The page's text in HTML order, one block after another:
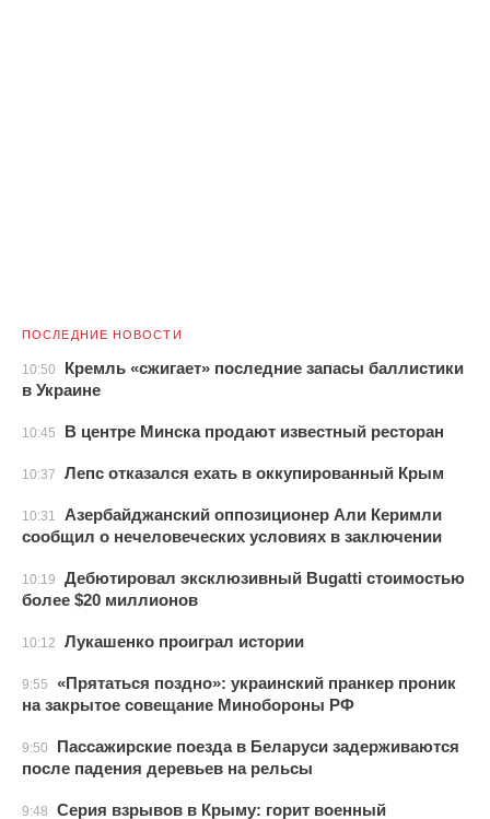
ПОСЛЕДНИЕ НОВОСТИ
10:50
Кремль «сжигает» последние запасы баллистики
в Украине
10:45 В центре Минска продают известный ресторан
10:37 Лепс отказался ехать в оккупированный Крым
10:31
Азербайджанский оппозиционер Али Керимли
сообщил о нечеловеческих условиях в заключении
10:19
Дебютировал эксклюзивный Bugatti стоимостью
более $20 миллионов
10:12 Лукашенко проиграл истории
9:55
«Прятаться поздно»: украинский пранкер проник
на закрытое совещание Минобороны РФ
9:50
Пассажирские поезда в Беларуси задерживаются
после падения деревьев на рельсы
9:48
Серия взрывов в Крыму: горит военный